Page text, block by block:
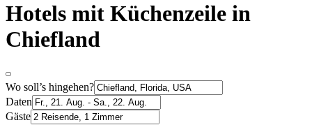
Hotels mit Küchenzeile in
Chiefland
Wo soll’s hingehen?
Daten
Gäste